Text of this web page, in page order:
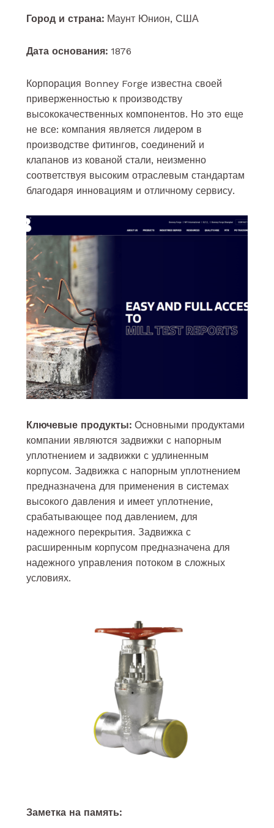
Город и страна:Маунт Юнион, США
Дата основания:1876
Корпорация Bonney Forge известна своей
приверженностью к производству
высококачественных компонентов. Но это еще
не все: компания является лидером в
производстве фитингов, соединений и
клапанов из кованой стали, неизменно
соответствуя высоким отраслевым стандартам
благодаря инновациям и отличному сервису.
Ключевые продукты:Основными продуктами
компании являются задвижки с напорным
уплотнением и задвижки с удлиненным
корпусом. Задвижка с напорным уплотнением
предназначена для применения в системах
высокого давления и имеет уплотнение,
срабатывающее под давлением, для
надежного перекрытия. Задвижка с
расширенным корпусом предназначена для
надежного управления потоком в сложных
условиях.
Заметка на память: